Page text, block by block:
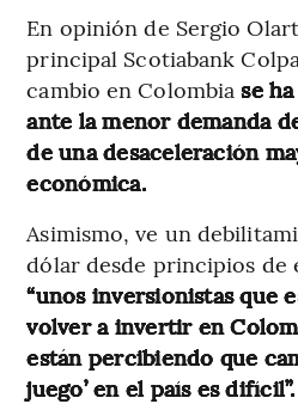
En opinión de Sergio
principal Scotiabank
cambio en Colombiase
ante la menor demanda
de una desaceleración
económica.
Asimismo, ve un
dólar desde principios de
“unos inversionistas que
volver a invertir en
están percibiendo que
juego’ en el país es difícil”.